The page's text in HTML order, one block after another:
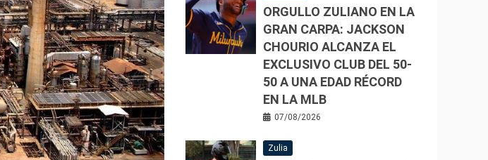
ORGULLO ZULIANO EN LA
GRAN CARPA: JACKSON
CHOURIO ALCANZA EL
EXCLUSIVO CLUB DEL 50-
50 A UNA EDAD RÉCORD
EN LA MLB
07/08/2026
Zulia